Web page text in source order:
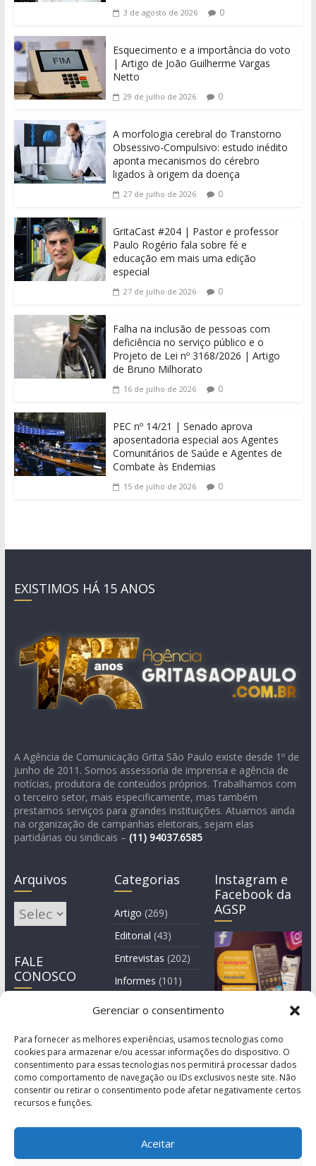
Gerenciar o consentimento
Para fornecer as melhores experiências, usamos tecnologias como
cookies para armazenar e/ou acessar informações do dispositivo. O
consentimento para essas tecnologias nos permitirá processar dados
como comportamento de navegação ou IDs exclusivos neste site. Não
consentir ou retirar o consentimento pode afetar negativamente certos
recursos e funções.
Aceitar
3 de agosto de 2026 0
Esquecimento e a importância do voto
| Artigo de João Guilherme Vargas
Netto
29 de julho de 2026 0
A morfologia cerebral do Transtorno
Obsessivo-Compulsivo: estudo inédito
aponta mecanismos do cérebro
ligados à origem da doença
27 de julho de 2026 0
GritaCast #204 | Pastor e professor
Paulo Rogério fala sobre fé e
educação em mais uma edição
especial
27 de julho de 2026 0
Falha na inclusão de pessoas com
deficiência no serviço público e o
Projeto de Lei nº 3168/2026 | Artigo
de Bruno Milhorato
16 de julho de 2026 0
PEC nº 14/21 | Senado aprova
aposentadoria especial aos Agentes
Comunitários de Saúde e Agentes de
Combate às Endemias
15 de julho de 2026 0
EXISTIMOS HÁ 15 ANOS
A Agência de Comunicação Grita São Paulo existe desde 1º de
junho de 2011. Somos assessoria de imprensa e agência de
notícias, produtora de conteúdos próprios. Trabalhamos com
o terceiro setor, mais especificamente, mas também
prestamos serviços para grandes instituições. Atuamos ainda
na organização de campanhas eleitorais, sejam elas
partidárias ou sindicais – (11) 94037.6585
Arquivos
Arquivos
FALE
CONOSCO
Categorias
Artigo (269)
Editorial (43)
Entrevistas (202)
Informes (101)
Instagram e
Facebook da
AGSP